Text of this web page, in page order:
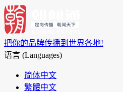
把你的品牌传播到世界各地!
语言 (Languages)
简体中文
繁體中文